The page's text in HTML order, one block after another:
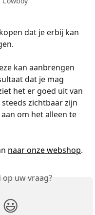
dat je erbij kan
kan aanbrengen
dat je mag
het er goed uit van
zichtbaar zijn
om het alleen te
naar onze webshop.
uw vraag?
😃